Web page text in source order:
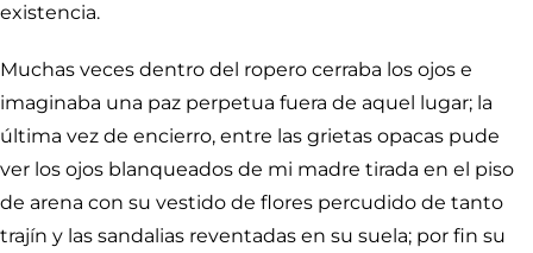
existencia.
Muchas veces dentro del ropero cerraba los ojos e
imaginaba una paz perpetua fuera de aquel lugar; la
última vez de encierro, entre las grietas opacas pude
ver los ojos blanqueados de mi madre tirada en el piso
de arena con su vestido de flores percudido de tanto
trajín y las sandalias reventadas en su suela; por fin su